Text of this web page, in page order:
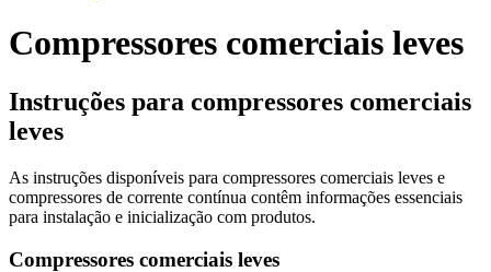
Compressores comerciais leves
Instruções para compressores comerciais
leves
As instruções disponíveis para compressores comerciais leves e
compressores de corrente contínua contêm informações essenciais
para instalação e inicialização com produtos.
Compressores comerciais leves